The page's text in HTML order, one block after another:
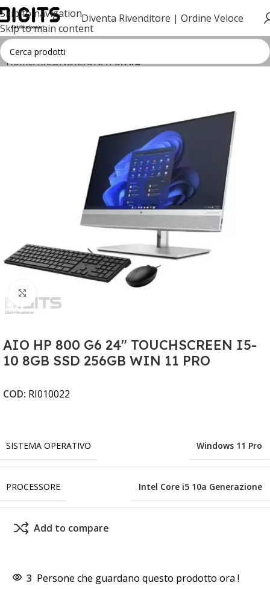
Skip to navigation
Skip to main content
Diventa Rivenditore | Ordine Veloce
Home RICONDIZIONATO AIO
AIO HP 800 G6 24" TOUCHSCREEN I5-
10 8GB SSD 256GB WIN 11 PRO
COD: RI010022
SISTEMA OPERATIVO Windows 11 Pro
PROCESSORE Intel Core i5 10a Generazione
Add to compare
3 Persone che guardano questo prodotto ora !